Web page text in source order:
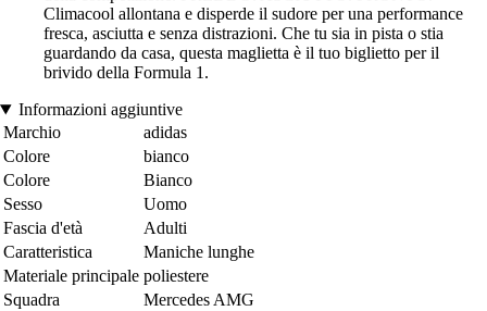
Climacool allontana e disperde il sudore per una performance
fresca, asciutta e senza distrazioni. Che tu sia in pista o stia
guardando da casa, questa maglietta è il tuo biglietto per il
brivido della Formula 1.
Informazioni aggiuntive
Marchio
adidas
Colore
bianco
Colore
Bianco
Sesso
Uomo
Fascia d'età
Adulti
Caratteristica
Maniche lunghe
Materiale principale poliestere
Squadra
Mercedes AMG